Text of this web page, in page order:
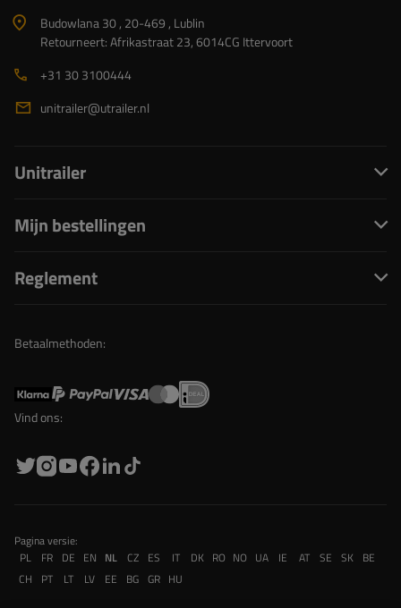
Budowlana 30 , 20-469 , Lublin
Retourneert: Afrikastraat 23, 6014CG Ittervoort
+31 30 3100444
unitrailer@utrailer.nl
Unitrailer
Mijn bestellingen
Reglement
Betaalmethoden:
Vind ons:
Pagina versie:
PL
FR DE EN NL CZ ES IT DK RO NO UA IE AT SE SK BE
CH
PT LT LV EE BG GR HU